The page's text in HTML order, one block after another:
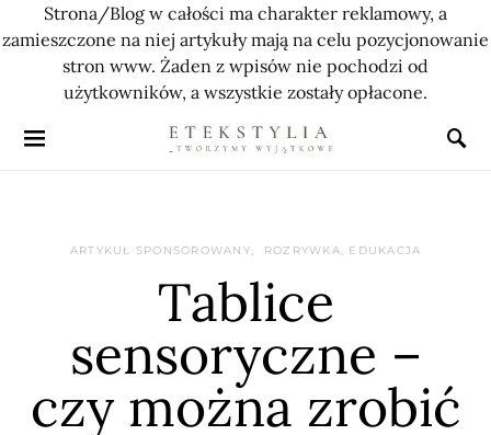
Strona/Blog w całości ma charakter reklamowy, a
zamieszczone na niej artykuły mają na celu pozycjonowanie
stron www. Żaden z wpisów nie pochodzi od
użytkowników, a wszystkie zostały opłacone.
ARTYKUŁ SPONSOROWANY ROZRYWKA, EDUKACJA
Tablice
sensoryczne –
czy można zrobić